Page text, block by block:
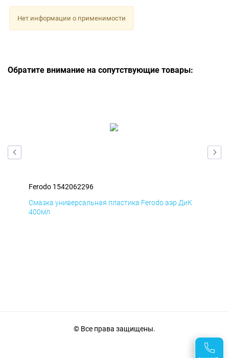
Нет информации о применимости
Обратите внимание на сопутствующие товары:
Ferodo 1542062296
Смазка универсальная пластика Ferodo аэр ДиК
400мл
© Все права защищены.